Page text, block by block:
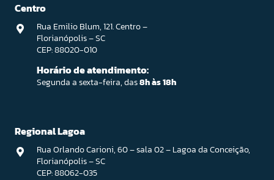
Centro
Rua Emilio Blum, 121. Centro –
Florianópolis – SC
CEP: 88020-010
Horário de atendimento:
Segunda a sexta-feira, das8h às 18h
Regional Lagoa
Rua Orlando Carioni, 60 – sala 02 – Lagoa da Conceição,
Florianópolis – SC
CEP: 88062-035